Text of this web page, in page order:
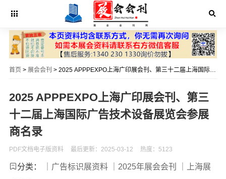
首页 > 展会会刊 > 2025 APPPEXPO上海广印展会刊、第三十二届上海国际广告技术设备展览会参展商名录
2025 APPPEXPO上海广印展会刊、第三
十二届上海国际广告技术设备展览会参展
商名录
PDF文档电子版资料 最后更新：2025-03-12 热度：5123
分类： ｜广告标识展资料 ｜2025年展会会刊
｜上海展